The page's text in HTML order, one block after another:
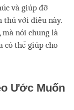
và giúp đỡ
thú với điều này.
nói chung là
có thể giúp cho
Ước Muốn